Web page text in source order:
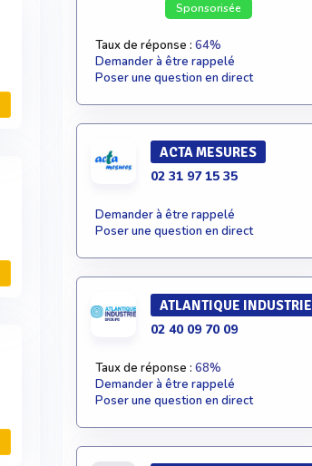
Sponsorisée
Taux de réponse : 64%
Demander à être rappelé
Poser une question en direct
ACTA MESURES
02 31 97 15 35
Demander à être rappelé
Poser une question en direct
ATLANTIQUE INDUSTRIE
02 40 09 70 09
Taux de réponse : 68%
Demander à être rappelé
Poser une question en direct